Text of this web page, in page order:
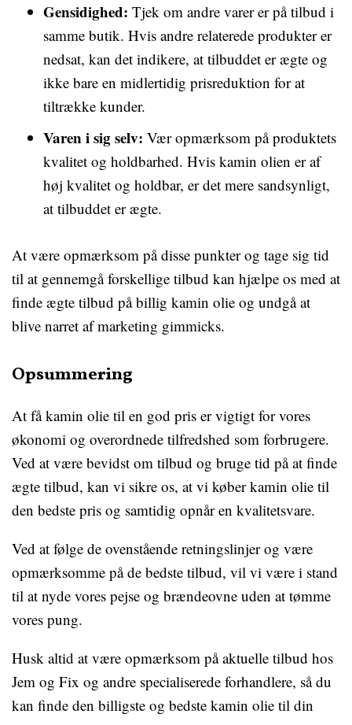
Gensidighed: Tjek om andre varer er på tilbud i
samme butik. Hvis andre relaterede produkter er
nedsat, kan det indikere, at tilbuddet er ægte og
ikke bare en midlertidig prisreduktion for at
tiltrække kunder.
Varen i sig selv: Vær opmærksom på produktets
kvalitet og holdbarhed. Hvis kamin olien er af
høj kvalitet og holdbar, er det mere sandsynligt,
at tilbuddet er ægte.
At være opmærksom på disse punkter og tage sig tid
til at gennemgå forskellige tilbud kan hjælpe os med at
finde ægte tilbud på billig kamin olie og undgå at
blive narret af marketing gimmicks.
Opsummering
At få kamin olie til en god pris er vigtigt for vores
økonomi og overordnede tilfredshed som forbrugere.
Ved at være bevidst om tilbud og bruge tid på at finde
ægte tilbud, kan vi sikre os, at vi køber kamin olie til
den bedste pris og samtidig opnår en kvalitetsvare.
Ved at følge de ovenstående retningslinjer og være
opmærksomme på de bedste tilbud, vil vi være i stand
til at nyde vores pejse og brændeovne uden at tømme
vores pung.
Husk altid at være opmærksom på aktuelle tilbud hos
Jem og Fix og andre specialiserede forhandlere, så du
kan finde den billigste og bedste kamin olie til din